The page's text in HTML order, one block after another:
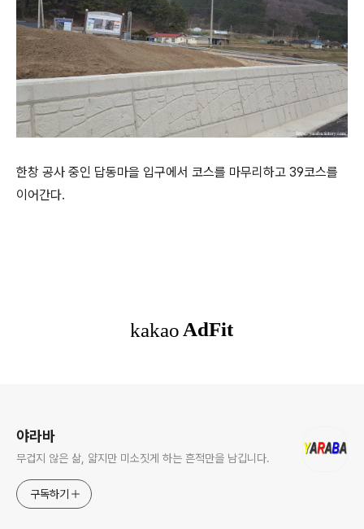
한창 공사 중인 답동마을 입구에서 코스를 마무리하고 39코스를
이어간다.
야라바
무겁지 않은 삶, 얇지만 미소짓게 하는 흔적만을 남깁니다.
구독하기